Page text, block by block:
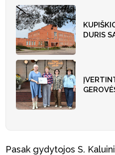
DURIS
Pasak gydytojos S.